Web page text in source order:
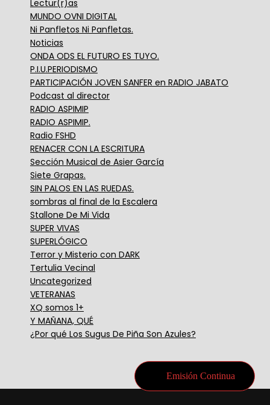
Lectur(r)as
MUNDO OVNI DIGITAL
Ni Panfletos Ni Panfletas.
Noticias
ONDA ODS EL FUTURO ES TUYO.
P.I.U.PERIODISMO
PARTICIPACIÓN JOVEN SANFER en RADIO JABATO
Podcast al director
RADIO ASPIMIP
RADIO ASPIMIP.
Radio FSHD
RENACER CON LA ESCRITURA
Sección Musical de Asier García
Siete Grapas.
SIN PALOS EN LAS RUEDAS.
sombras al final de la Escalera
Stallone De Mi Vida
SUPER VIVAS
SUPERLÓGICO
Terror y Misterio con DARK
Tertulia Vecinal
Uncategorized
VETERANAS
XQ somos 1+
Y MAÑANA, QUÉ
¿Por qué Los Sugus De Piña Son Azules?
Emisión Continua